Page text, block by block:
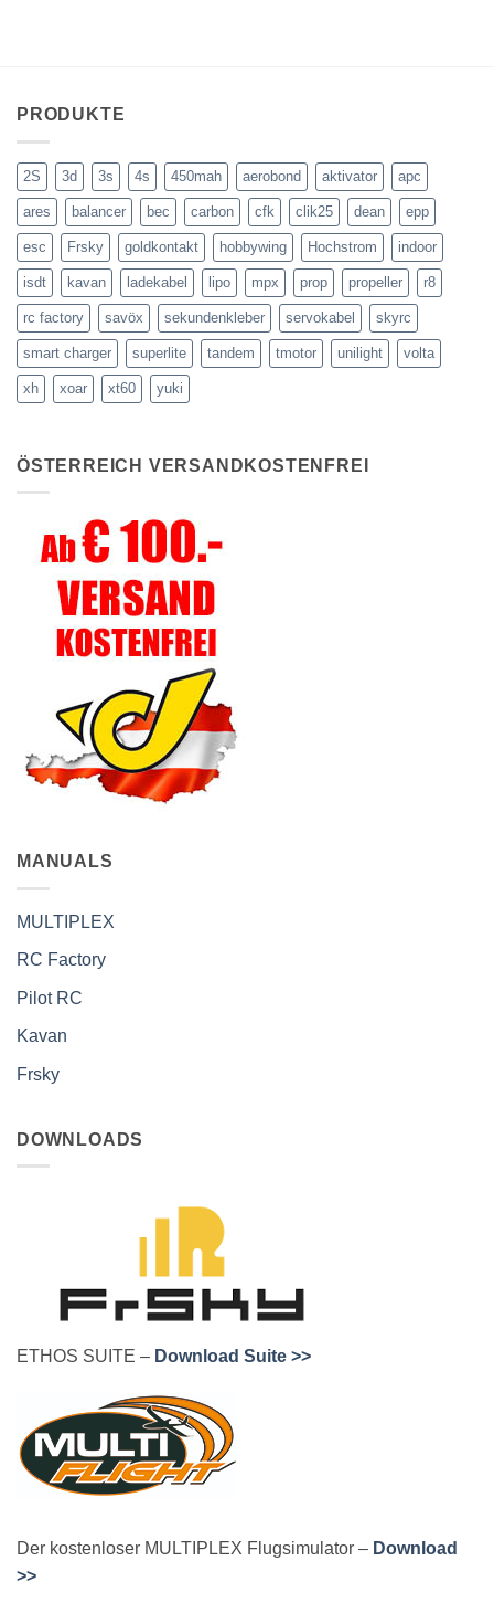
PRODUKTE
2S 3d 3s 4s 450mah aerobond aktivator apc
ares balancer bec carbon cfk clik25 dean epp
esc Frsky goldkontakt hobbywing Hochstrom indoor
isdt kavan ladekabel lipo mpx prop propeller r8
rc factory savöx sekundenkleber servokabel skyrc
smart charger superlite tandem tmotor unilight volta
xh xoar xt60 yuki
ÖSTERREICH VERSANDKOSTENFREI
MANUALS
MULTIPLEX
RC Factory
Pilot RC
Kavan
Frsky
DOWNLOADS
ETHOS SUITE – Download Suite >>
Der kostenloser MULTIPLEX Flugsimulator – Download
>>